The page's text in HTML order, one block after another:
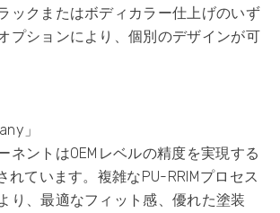
ックまたはボディカラー仕上げのいず
プションにより、個別のデザインが可
」
ネントはOEMレベルの精度を実現する
れています。複雑なPU-RRIMプロセス
り、最適なフィット感、優れた塗装